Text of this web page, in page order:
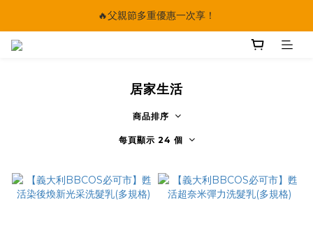
🔥父親節多重優惠一次享！
🔥父親節多重優惠一次享！
🔥父親節多重優惠一次享！
居家生活
商品排序
每頁顯示 24 個